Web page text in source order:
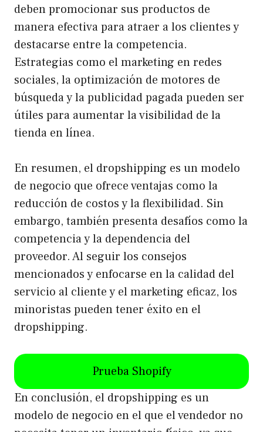
deben promocionar sus productos de
manera efectiva para atraer a los clientes y
destacarse entre la competencia.
Estrategias como el marketing en redes
sociales, la optimización de motores de
búsqueda y la publicidad pagada pueden ser
útiles para aumentar la visibilidad de la
tienda en línea.
En resumen, el dropshipping es un modelo
de negocio que ofrece ventajas como la
reducción de costos y la flexibilidad. Sin
embargo, también presenta desafíos como la
competencia y la dependencia del
proveedor. Al seguir los consejos
mencionados y enfocarse en la calidad del
servicio al cliente y el marketing eficaz, los
minoristas pueden tener éxito en el
dropshipping.
Prueba Shopify
En conclusión, el dropshipping es un
modelo de negocio en el que el vendedor no